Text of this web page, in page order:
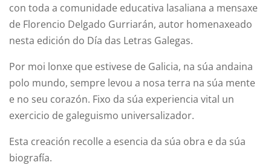
con toda a comunidade educativa lasaliana a mensaxe
de Florencio Delgado Gurriarán, autor homenaxeado
nesta edición do Día das Letras Galegas.
Por moi lonxe que estivese de Galicia, na súa andaina
polo mundo, sempre levou a nosa terra na súa mente
e no seu corazón. Fixo da súa experiencia vital un
exercicio de galeguismo universalizador.
Esta creación recolle a esencia da súa obra e da súa
biografía.